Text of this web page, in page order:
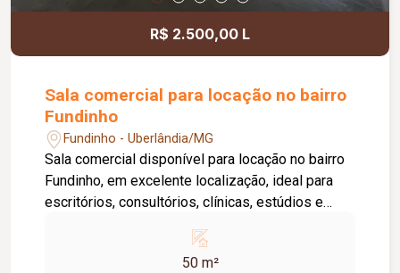
R$ 2.500,00 L
Sala comercial para locação no bairro
Fundinho
Fundinho - Uberlândia/MG
Sala comercial disponível para locação no bairro
Fundinho, em excelente localização, ideal para
escritórios, consultórios, clínicas, estúdios e
aproximadamente 50 m², forro em gesso, copa,
ponto de água, interfone e acesso por senha,
50 m²